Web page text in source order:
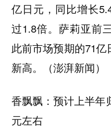
亿日元，同比增长
过1.8倍。萨莉亚前
此前市场预期的71
新高。（澎湃新闻）
香飘飘：预计上半年
元左右